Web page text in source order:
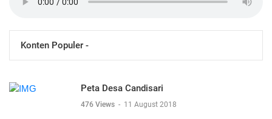
Konten Populer -
Peta Desa Candisari
476 Views - 11 August 2018